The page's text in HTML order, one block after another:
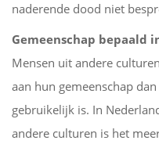
naderende dood niet
Gemeenschap bepaald
Mensen uit andere
aan hun gemeenschap
gebruikelijk is. In
andere culturen is het